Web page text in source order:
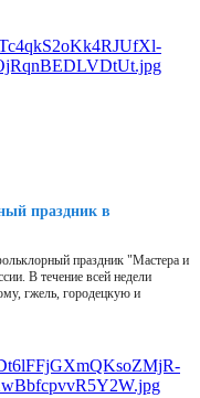
праздник в
праздник "Мастера и
В течение всей недели
гжель, городецкую и